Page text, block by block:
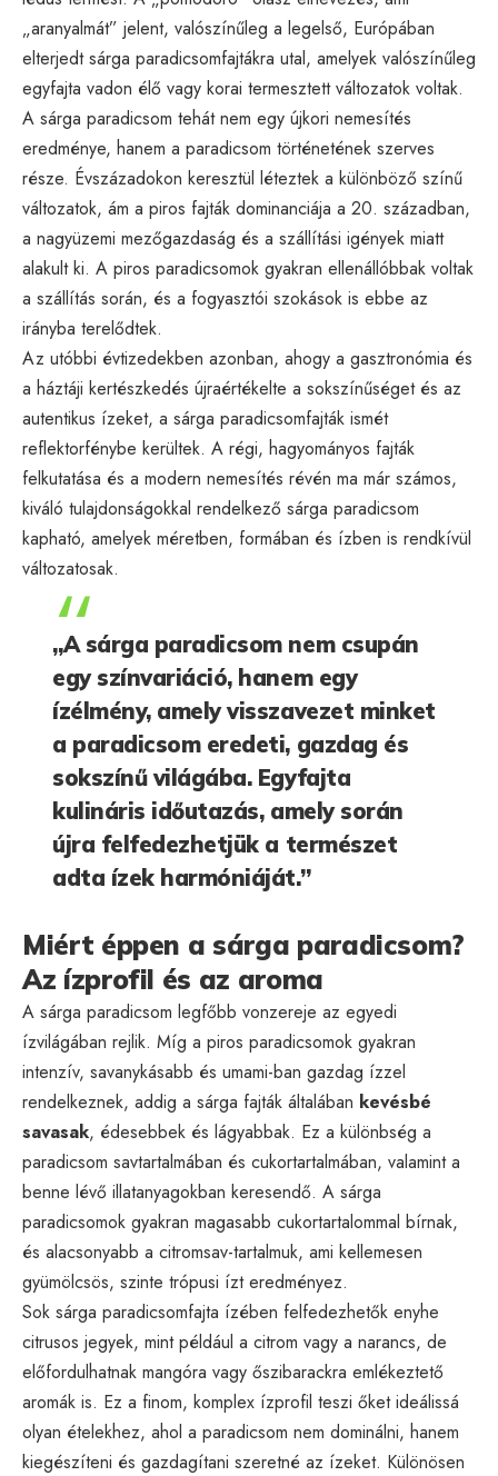
„aranyalmát” jelent, valószínűleg a legelső, Európában
elterjedt sárga paradicsomfajtákra utal, amelyek valószínűleg
egyfajta vadon élő vagy korai termesztett változatok voltak.
A sárga paradicsom tehát nem egy újkori nemesítés
eredménye, hanem a paradicsom történetének szerves
része. Évszázadokon keresztül léteztek a különböző színű
változatok, ám a piros fajták dominanciája a 20. században,
a nagyüzemi mezőgazdaság és a szállítási igények miatt
alakult ki. A piros paradicsomok gyakran ellenállóbbak voltak
a szállítás során, és a fogyasztói szokások is ebbe az
irányba terelődtek.
Az utóbbi évtizedekben azonban, ahogy a gasztronómia és
a háztáji kertészkedés újraértékelte a sokszínűséget és az
autentikus ízeket, a sárga paradicsomfajták ismét
reflektorfénybe kerültek. A régi, hagyományos fajták
felkutatása és a modern nemesítés révén ma már számos,
kiváló tulajdonságokkal rendelkező sárga paradicsom
kapható, amelyek méretben, formában és ízben is rendkívül
változatosak.
„A sárga paradicsom nem csupán
egy színvariáció, hanem egy
ízélmény, amely visszavezet minket
a paradicsom eredeti, gazdag és
sokszínű világába. Egyfajta
kulináris időutazás, amely során
újra felfedezhetjük a természet
adta ízek harmóniáját.”
Miért éppen a sárga paradicsom?
Az ízprofil és az aroma
A sárga paradicsom legfőbb vonzereje az egyedi
ízvilágában rejlik. Míg a piros paradicsomok gyakran
intenzív, savanykásabb és umami-ban gazdag ízzel
rendelkeznek, addig a sárga fajták általában kevésbé
savasak, édesebbek és lágyabbak. Ez a különbség a
paradicsom savtartalmában és cukortartalmában, valamint a
benne lévő illatanyagokban keresendő. A sárga
paradicsomok gyakran magasabb cukortartalommal bírnak,
és alacsonyabb a citromsav-tartalmuk, ami kellemesen
gyümölcsös, szinte trópusi ízt eredményez.
Sok sárga paradicsomfajta ízében felfedezhetők enyhe
citrusos jegyek, mint például a citrom vagy a narancs, de
előfordulhatnak mangóra vagy őszibarackra emlékeztető
aromák is. Ez a finom, komplex ízprofil teszi őket ideálissá
olyan ételekhez, ahol a paradicsom nem dominálni, hanem
kiegészíteni és gazdagítani szeretné az ízeket. Különösen